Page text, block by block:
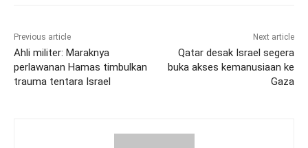
Previous article
Ahli militer: Maraknya
perlawanan Hamas timbulkan
trauma tentara Israel
Next article
Qatar desak Israel segera
buka akses kemanusiaan ke
Gaza